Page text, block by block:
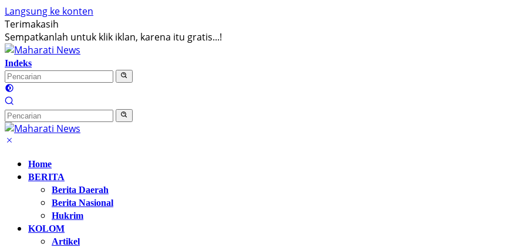
Langsung ke konten
Terimakasih
Sempatkanlah untuk klik iklan, karena itu gratis...!
Indeks
Home
BERITA
Berita Daerah
Berita Nasional
Hukrim
KOLOM
Artikel